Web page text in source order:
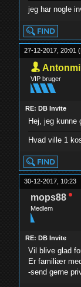
jeg har nogle
27-12-2017, 20:01
VIP bruger
RE: DB Invite
Hej, jeg
Hvad ville 1
30-12-2017, 10:23
mops88
Medlem
RE: DB Invite
Vil blive glad
Er familiær
-send gerne